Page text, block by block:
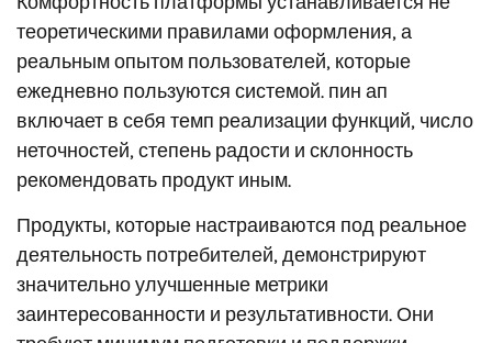
теоретическими правилами оформления, а
реальным опытом пользователей, которые
ежедневно пользуются системой. пин ап
включает в себя темп реализации функций, число
неточностей, степень радости и склонность
рекомендовать продукт иным.
Продукты, которые настраиваются под реальное
деятельность потребителей, демонстрируют
значительно улучшенные метрики
заинтересованности и результативности. Они